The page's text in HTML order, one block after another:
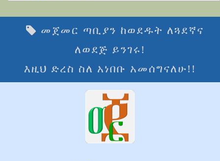
መጀመር ጣቢያን ከወደዱት ለጓደኛና
ለወደጅ ይንገሩ!
እዚህ ድረስ ስለ አነበቡ አመሰግናለሁ!!